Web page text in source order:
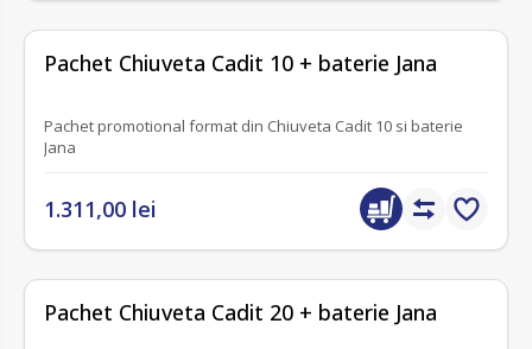
Pachet Chiuveta Cadit 10 + baterie Jana
Pachet promotional format din Chiuveta Cadit 10 si baterie
Jana
1.311,00 lei
Pachet Chiuveta Cadit 20 + baterie Jana